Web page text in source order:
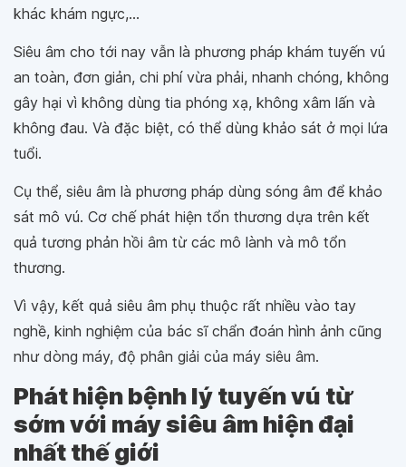
khác khám ngực,...
Siêu âm cho tới nay vẫn là phương pháp khám tuyến vú
an toàn, đơn giản, chi phí vừa phải, nhanh chóng, không
gây hại vì không dùng tia phóng xạ, không xâm lấn và
không đau. Và đặc biệt, có thể dùng khảo sát ở mọi lứa
tuổi.
Cụ thể, siêu âm là phương pháp dùng sóng âm để khảo
sát mô vú. Cơ chế phát hiện tổn thương dựa trên kết
quả tương phản hồi âm từ các mô lành và mô tổn
thương.
Vì vậy, kết quả siêu âm phụ thuộc rất nhiều vào tay
nghề, kinh nghiệm của bác sĩ chẩn đoán hình ảnh cũng
như dòng máy, độ phân giải của máy siêu âm.
Phát hiện bệnh lý tuyến vú từ
sớm với máy siêu âm hiện đại
nhất thế giới